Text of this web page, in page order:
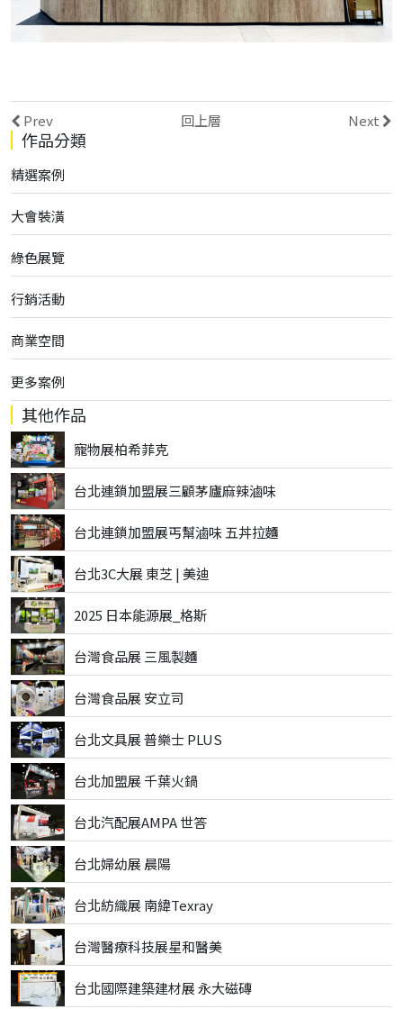
Prev 回上層 Next
作品分類
精選案例
大會裝潢
綠色展覽
行銷活動
商業空間
更多案例
其他作品
寵物展柏希菲克
台北連鎖加盟展三顧茅廬麻辣滷味
台北連鎖加盟展丐幫滷味 五丼拉麵
台北3C大展 東芝 | 美迪
2025 日本能源展_格斯
台灣食品展 三風製麵
台灣食品展 安立司
台北文具展 普樂士 PLUS
台北加盟展 千葉火鍋
台北汽配展AMPA 世答
台北婦幼展 晨陽
台北紡織展 南緯Texray
台灣醫療科技展星和醫美
台北國際建築建材展 永大磁磚